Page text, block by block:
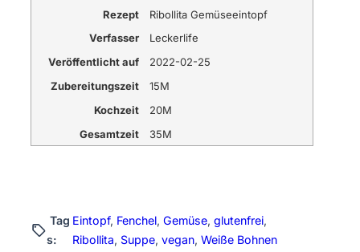
Rezept
Ribollita Gemüseeintopf
Verfasser
Leckerlife
Veröffentlicht auf
2022-02-25
Zubereitungszeit
15M
Kochzeit
20M
Gesamtzeit
35M
Tag
s:
Eintopf, Fenchel, Gemüse, glutenfrei
Ribollita, Suppe, vegan, Weiße Bohnen